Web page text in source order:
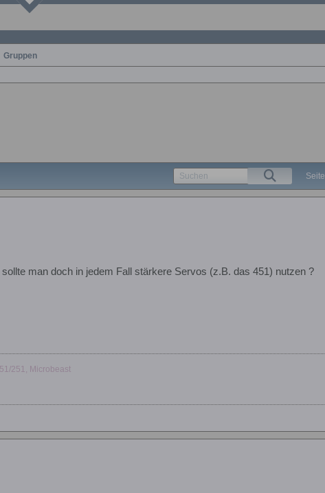
Gruppen
Seite
man doch in jedem Fall stärkere Servos (z.B. das 451) nutzen ?
251, Microbeast